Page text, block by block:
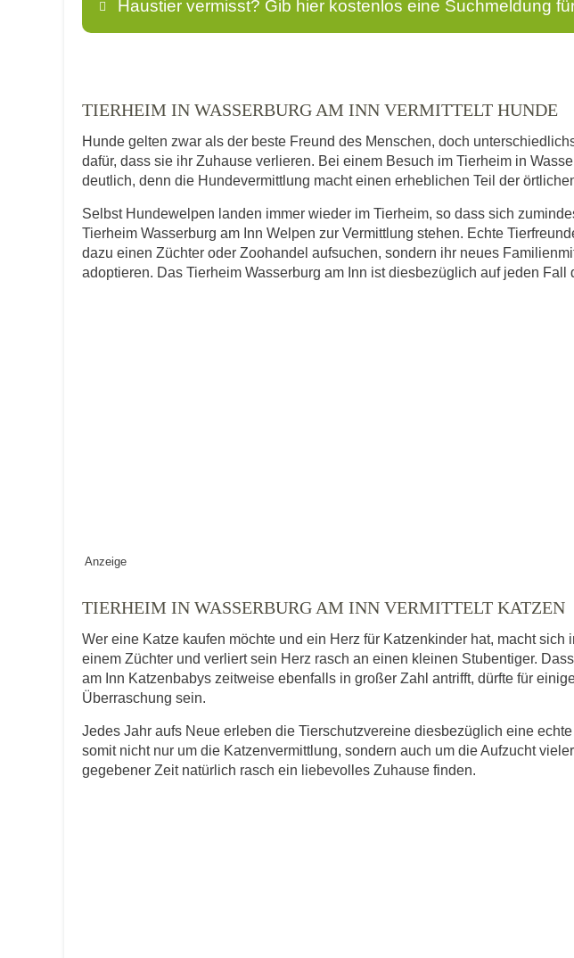
Haustier vermisst? Gib hier kostenlos eine Suchmeldung
E-Mail*
Alter des Tiers
Beschreibung des Tiers*
TIERHEIM IN WASSERBURG AM INN VERMITTELT HUNDE
Hunde gelten zwar als der beste Freund des Menschen, doch
dafür, dass sie ihr Zuhause verlieren. Bei einem Besuch im Tierheim in
deutlich, denn die Hundevermittlung macht einen erheblichen Teil der
Selbst Hundewelpen landen immer wieder im Tierheim, so dass sich
Tierheim Wasserburg am Inn Welpen zur Vermittlung stehen. Echte
dazu einen Züchter oder Zoohandel aufsuchen, sondern ihr neues
adoptieren. Das Tierheim Wasserburg am Inn ist diesbezüglich auf jeden Fall
Anzeige
TIERHEIM IN WASSERBURG AM INN VERMITTELT KATZEN
Wer eine Katze kaufen möchte und ein Herz für Katzenkinder hat, macht sich
einem Züchter und verliert sein Herz rasch an einen kleinen Stubentiger.
am Inn Katzenbabys zeitweise ebenfalls in großer Zahl antrifft, dürfte für
Überraschung sein.
Jedes Jahr aufs Neue erleben die Tierschutzvereine diesbezüglich eine
somit nicht nur um die Katzenvermittlung, sondern auch um die Aufzucht
gegebener Zeit natürlich rasch ein liebevolles Zuhause finden.